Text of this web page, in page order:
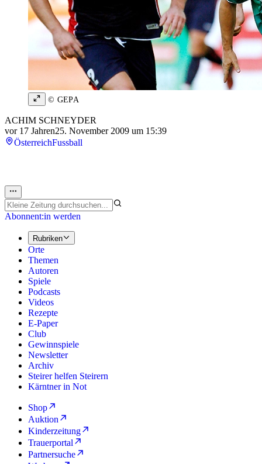
© GEPA
ACHIM SCHNEYDER
vor 17 Jahren25. November 2009 um 15:39
ÖsterreichFussball
Abonnent:in werden
Rubriken
Orte
Themen
Autoren
Spiele
Podcasts
Videos
Rezepte
E-Paper
Club
Gewinnspiele
Newsletter
Archiv
Steirer helfen Steirern
Kärntner in Not
Shop
Auktion
Kinderzeitung
Trauerportal
Partnersuche